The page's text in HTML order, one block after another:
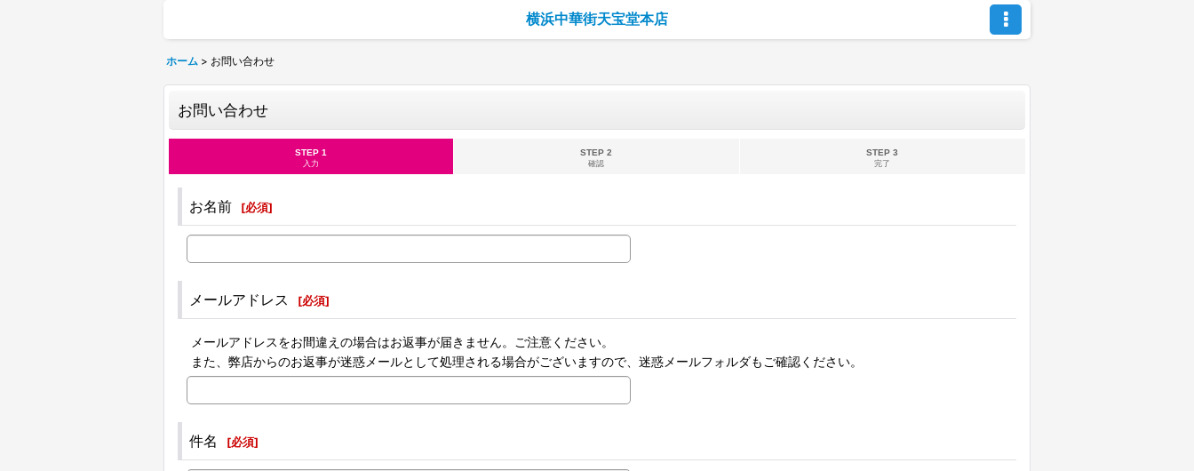
横浜中華街天宝堂本店
ホーム > お問い合わせ
お問い合わせ
STEP 1
入力
STEP 2
確認
STEP 3
完了
お名前 [必須]
メールアドレス [必須]
メールアドレスをお間違えの場合はお返事が届きません。ご注意ください。
また、弊店からのお返事が迷惑メールとして処理される場合がございますので、迷惑メールフォルダもご確認ください。
件名 [必須]